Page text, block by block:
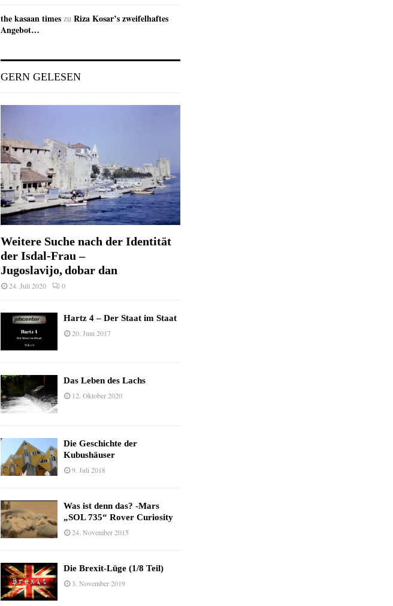
the kasaan times zu Riza Kosar’s zweifelhaftes
Angebot…
GERN GELESEN
Weitere Suche nach der Identität
der Isdal-Frau –
Jugoslavijo, dobar dan
24. Juli 2020 0
Hartz 4 – Der Staat im Staat
20. Juni 2017
Das Leben des Lachs
12. Oktober 2020
Die Geschichte der
Kubushäuser
9. Juli 2018
Was ist denn das? -Mars
„SOL 735“ Rover Curiosity
24. November 2015
Die Brexit-Lüge (1/8 Teil)
3. November 2019